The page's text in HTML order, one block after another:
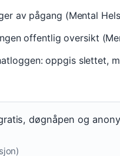
av pågang (Mental
offentlig oversikt
oppgis slettet,
døgnåpen og